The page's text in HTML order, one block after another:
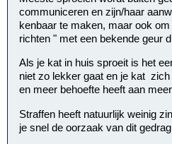
communiceren en zijn/haar
kenbaar te maken, maar ook
richten " met een bekende geur
Als je kat in huis sproeit is het
niet zo lekker gaat en je kat
en meer behoefte heeft aan
Straffen heeft natuurlijk weinig
je snel de oorzaak van dit